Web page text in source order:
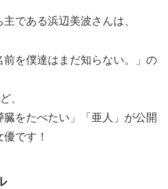
である浜辺美波さんは、
前を僕達はまだ知らない。」の
、
をたべたい」「亜人」が公開
です！